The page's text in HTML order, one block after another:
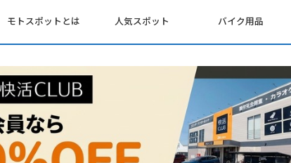
モトスポットとは 人気スポット バイク用品